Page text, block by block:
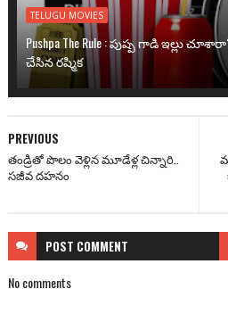
TELUGU MOVIES
Pushpa The Rule : పుష్ప గాడి ఇల్లు
చేసిన రష్మిక
PREVIOUS
తండ్రితో పొలం వెళ్లిన మూడేళ్ల చిన్నారి..
సజీవ దహనం
POST COMMENT
No comments